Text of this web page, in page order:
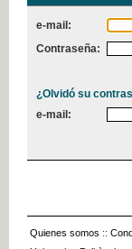
e-mail:
Contraseña:
¿Olvidó su
e-mail:
Quienes somos ::